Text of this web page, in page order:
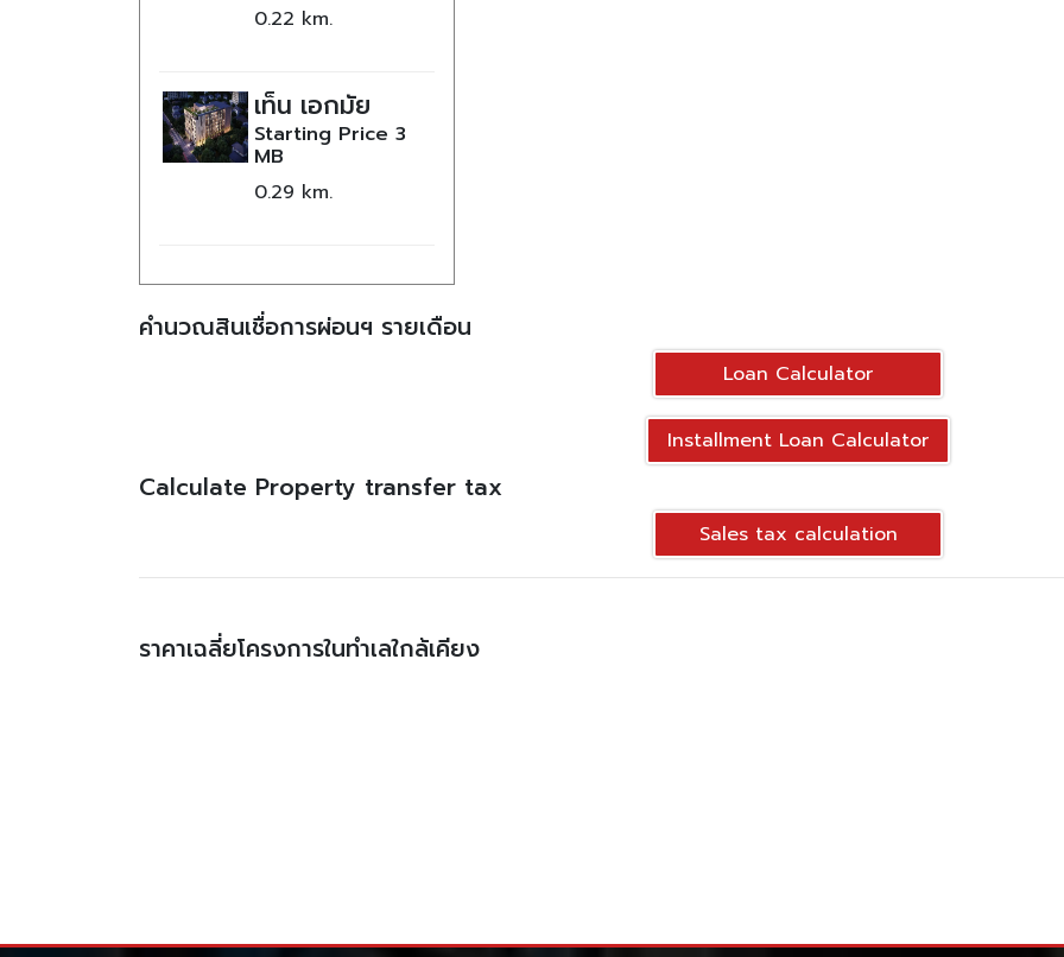
0.22
เท็น เอกมัย
Starting Price 3
MB
0.29
คำนวณสินเชื่อการผ่อนฯ รายเดือน
Loan Calculator
Installment Loan Calculator
Calculate Property transfer tax
Sales tax calculation
ราคาเฉลี่ยโครงการในทำเลใกล้เคียง